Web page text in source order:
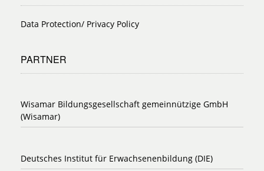
Data Protection/ Privacy Policy
PARTNER
Wisamar Bildungsgesellschaft gemeinnützige GmbH
(Wisamar)
Deutsches Institut für Erwachsenenbildung (DIE)